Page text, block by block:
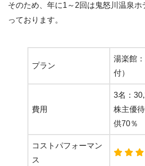
そのため、年に1～2回は鬼怒川温泉ホ
っております。
プラン
湯楽館
付）
費用
3名：
株主優
供70％
コストパフォーマン
ス